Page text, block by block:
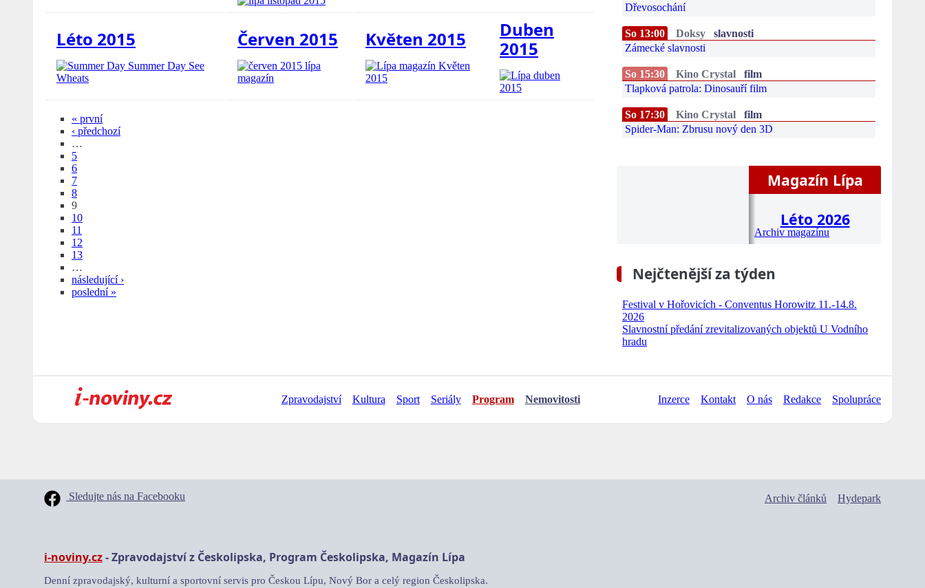
Léto 2015 Červen 2015 Květen 2015
Duben
2015
« první
‹ předchozí
…
5
6
7
8
9
10
11
12
13
…
následující ›
poslední »
Dřevosochání
So 13:00 Doksy
slavnosti
Zámecké slavnosti
So 15:30 Kino Crystal
film
Tlapková patrola: Dinosauří film
So 17:30 Kino Crystal
film
Spider-Man: Zbrusu nový den 3D
Magazín Lípa
Léto 2026
Archiv magazínu
Nejčtenější za týden
Festival v Hořovicích - Conventus Horowitz 11.-14.8.
2026
Slavnostní předání zrevitalizovaných objektů U Vodního
hradu
Zpravodajství Kultura Sport Seriály Program Nemovitosti Inzerce Kontakt O nás Redakce Spolupráce
Sledujte nás na Facebooku Archiv článků Hydepark
i-noviny.cz- Zpravodajství z Českolipska, Program Českolipska, Magazín Lípa
Denní zpravodajský, kulturní a sportovní servis pro Českou Lípu, Nový Bor a celý region Českolipska.